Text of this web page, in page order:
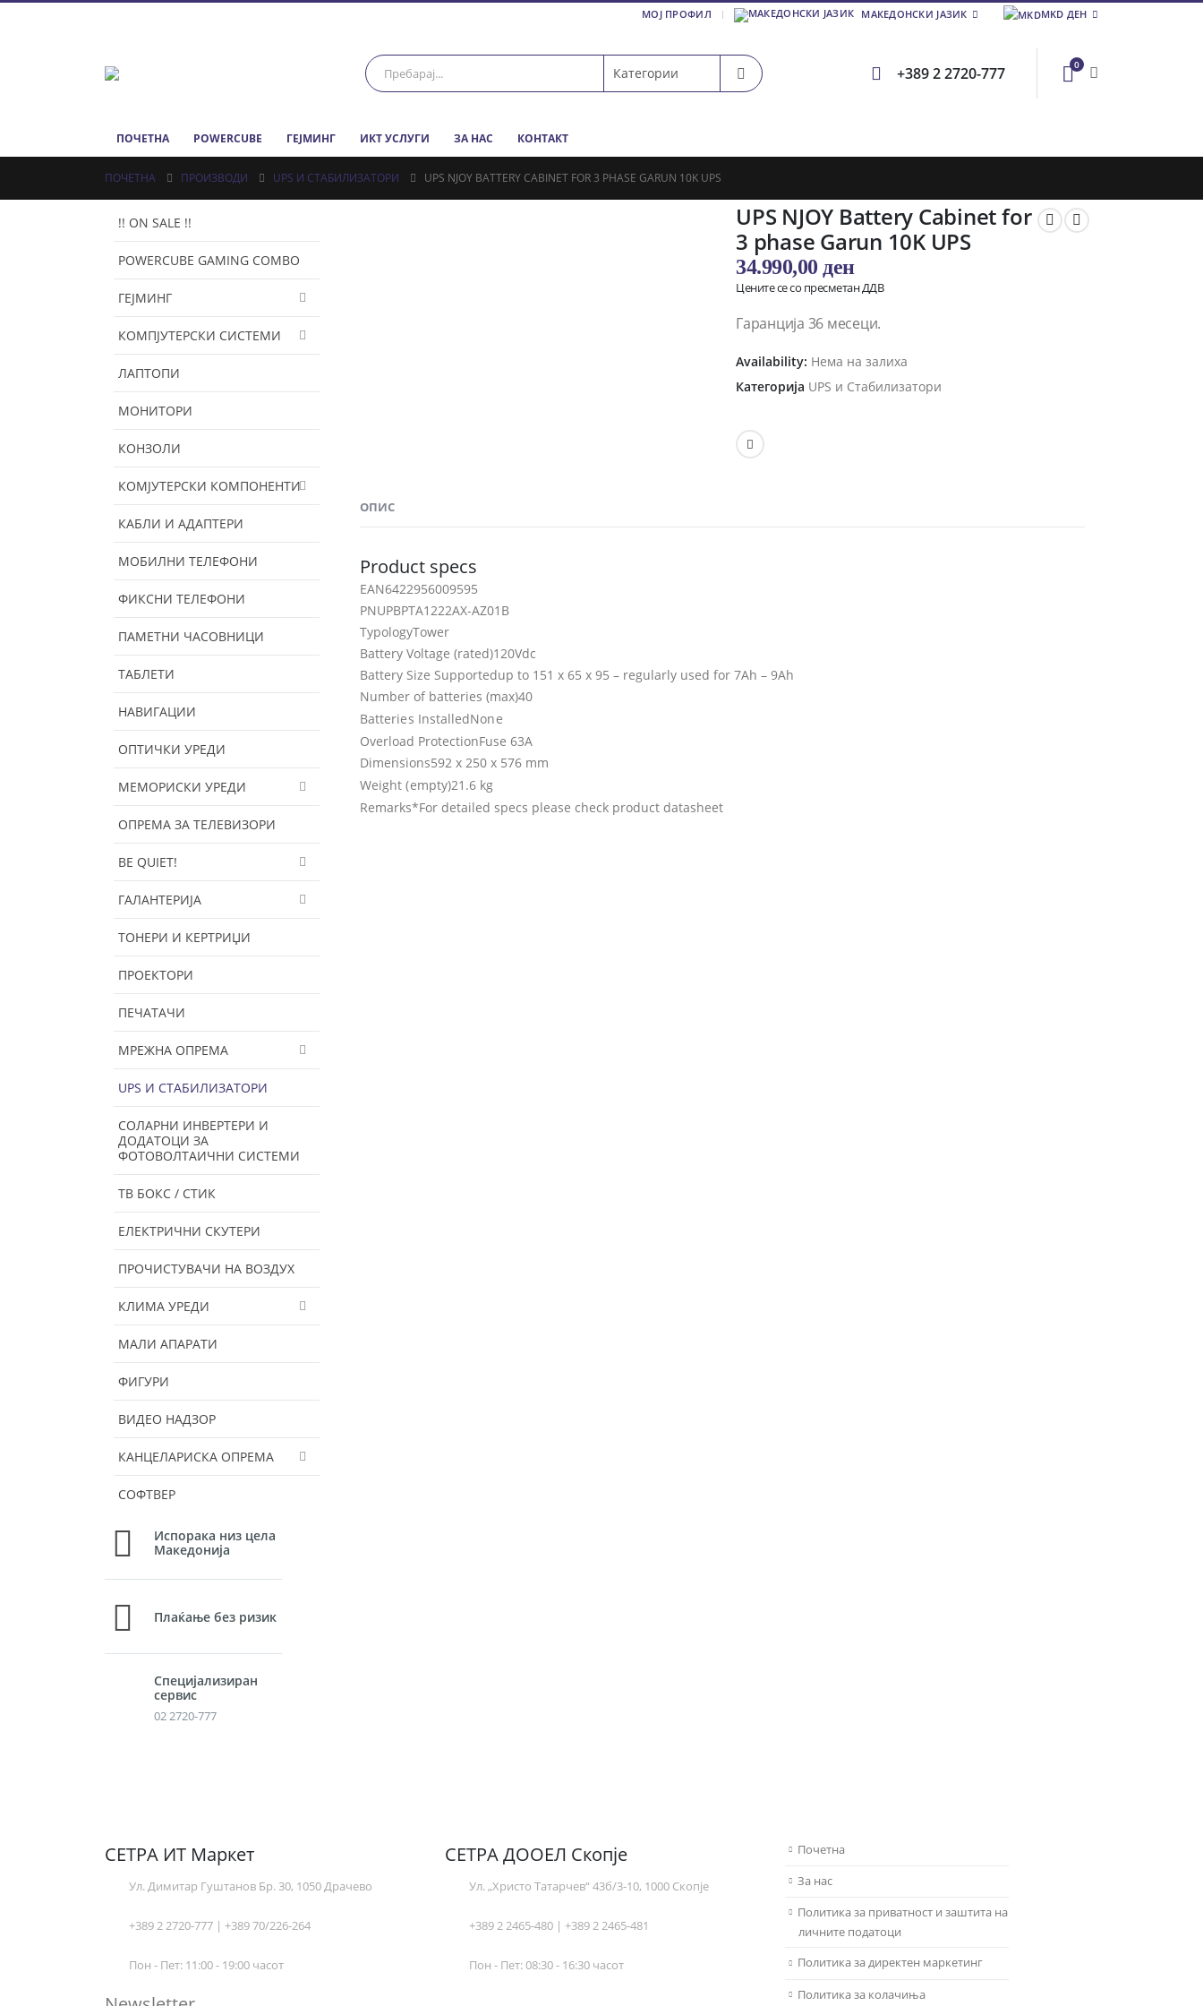
МОЈ ПРОФИЛ МАКЕДОНСКИ ЈАЗИК MKD ДЕН
+389 2 2720-777 0
ПОЧЕТНА POWERCUBE ГЕЈМИНГ ИКТ УСЛУГИ ЗА НАС КОНТАКТ
ПОЧЕТНА ПРОИЗВОДИ UPS И СТАБИЛИЗАТОРИ UPS NJOY BATTERY CABINET FOR 3 PHASE GARUN 10K UPS
UPS NJOY Battery Cabinet for
3 phase Garun 10K UPS
34.990,00 ден
Цените се со пресметан ДДВ
Гаранција 36 месеци.
Availability: Нема на залиха
Категорија UPS и Стабилизатори
ОПИС
Product specs
EAN6422956009595
PNUPBPTA1222AX-AZ01B
TypologyTower
Battery Voltage (rated)120Vdc
Battery Size Supportedup to 151 x 65 x 95 – regularly used for 7Ah – 9Ah
Number of batteries (max)40
Batteries InstalledNone
Overload ProtectionFuse 63A
Dimensions592 x 250 x 576 mm
Weight (empty)21.6 kg
Remarks*For detailed specs please check product datasheet
!! ON SALE !!
POWERCUBE GAMING COMBO
ГЕЈМИНГ
КОМПЈУТЕРСКИ СИСТЕМИ
ЛАПТОПИ
МОНИТОРИ
КОНЗОЛИ
КОМЈУТЕРСКИ КОМПОНЕНТИ
КАБЛИ И АДАПТЕРИ
МОБИЛНИ ТЕЛЕФОНИ
ФИКСНИ ТЕЛЕФОНИ
ПАМЕТНИ ЧАСОВНИЦИ
ТАБЛЕТИ
НАВИГАЦИИ
ОПТИЧКИ УРЕДИ
МЕМОРИСКИ УРЕДИ
ОПРЕМА ЗА ТЕЛЕВИЗОРИ
BE QUIET!
ГАЛАНТЕРИЈА
ТОНЕРИ И КЕРТРИЏИ
ПРОЕКТОРИ
ПЕЧАТАЧИ
МРЕЖНА ОПРЕМА
UPS И СТАБИЛИЗАТОРИ
СОЛАРНИ ИНВЕРТЕРИ И
ДОДАТОЦИ ЗА
ФОТОВОЛТАИЧНИ СИСТЕМИ
ТВ БОКС / СТИК
ЕЛЕКТРИЧНИ СКУТЕРИ
ПРОЧИСТУВАЧИ НА ВОЗДУХ
КЛИМА УРЕДИ
МАЛИ АПАРАТИ
ФИГУРИ
ВИДЕО НАДЗОР
КАНЦЕЛАРИСКА ОПРЕМА
СОФТВЕР
Испорака низ цела
Македонија
Плаќање без ризик
Специјализиран
сервис
02 2720-777
СЕТРА ИТ Маркет
Ул. Димитар Гуштанов Бр. 30, 1050 Драчево
+389 2 2720-777 | +389 70/226-264
Пон - Пет: 11:00 - 19:00 часот
СЕТРА ДООЕЛ Скопје
Ул. „Христо Татарчев“ 43б/3-10, 1000 Скопје
+389 2 2465-480 | +389 2 2465-481
Пон - Пет: 08:30 - 16:30 часот
Почетна
За нас
Политика за приватност и заштита на
личните податоци
Политика за директен маркетинг
Политика за колачиња